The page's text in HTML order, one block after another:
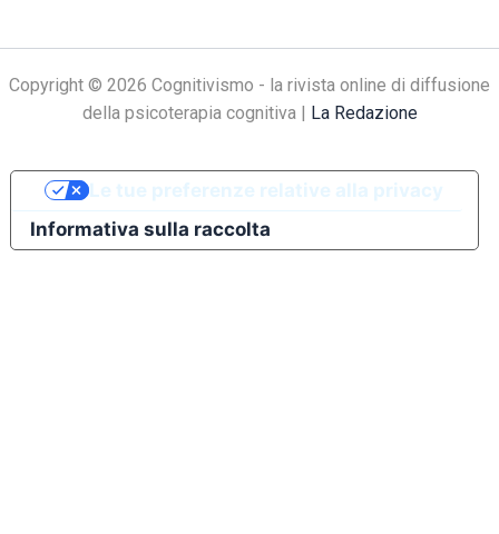
Copyright © 2026 Cognitivismo - la rivista online di diffusione
della psicoterapia cognitiva | La Redazione
Informativa sulla raccolta
Le tue preferenze relative alla privacy